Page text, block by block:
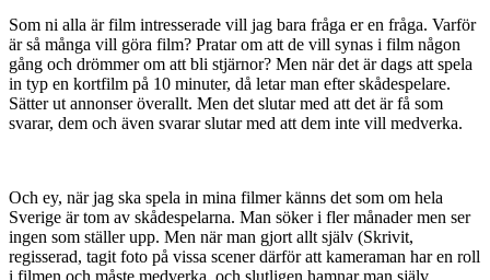
Som ni alla är film intresserade vill jag bara fråga er en fråga. Varför
är så många vill göra film? Pratar om att de vill synas i film någon
gång och drömmer om att bli stjärnor? Men när det är dags att spela
in typ en kortfilm på 10 minuter, då letar man efter skådespelare.
Sätter ut annonser överallt. Men det slutar med att det är få som
svarar, dem och även svarar slutar med att dem inte vill medverka.
Och ey, när jag ska spela in mina filmer känns det som om hela
Sverige är tom av skådespelarna. Man söker i fler månader men ser
ingen som ställer upp. Men när man gjort allt själv (Skrivit,
regisserad, tagit foto på vissa scener därför att kameraman har en roll
i filmen och måste medverka, och slutligen hamnar man själv